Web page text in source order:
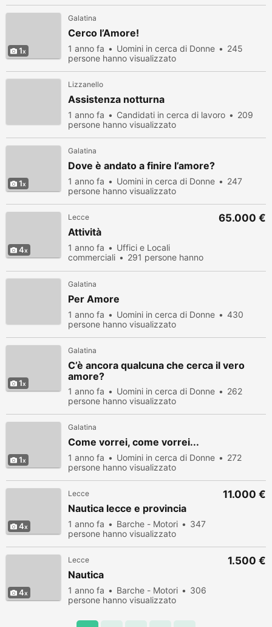
1
Galatina
Cerco l’Amore!
1 anno fa Uomini in cerca di Donne
245
persone hanno visualizzato
Lizzanello
Assistenza notturna
1 anno fa Candidati in cerca di lavoro
209
persone hanno visualizzato
1
Galatina
Dove è andato a finire l’amore?
1 anno fa Uomini in cerca di Donne
247
persone hanno visualizzato
4
Lecce
Attività
1 anno fa
Uffici e Locali
commerciali
291 persone hanno
65.000 €
Galatina
Per Amore
1 anno fa Uomini in cerca di Donne
430
persone hanno visualizzato
1
Galatina
C’è ancora qualcuna che cerca il vero
amore?
1 anno fa Uomini in cerca di Donne
262
persone hanno visualizzato
1
Galatina
Come vorrei, come vorrei...
1 anno fa Uomini in cerca di Donne
272
persone hanno visualizzato
4
Lecce
Nautica lecce e provincia
1 anno fa Barche - Motori
347
persone hanno visualizzato
11.000 €
4
Lecce
Nautica
1 anno fa Barche - Motori
306
persone hanno visualizzato
1.500 €